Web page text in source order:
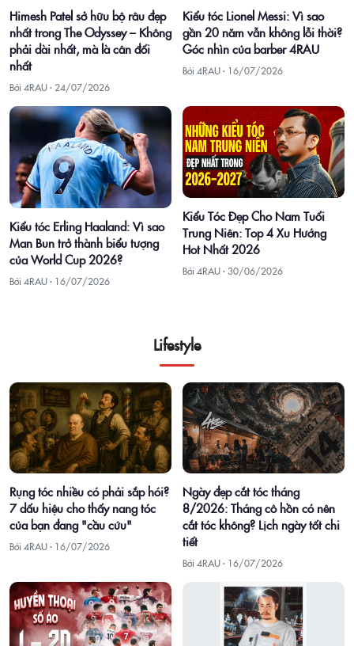
Himesh Patel sở hữu bộ râu đẹp
nhất trong The Odyssey – Không
phải dài nhất, mà là cân đối
nhất
Bởi 4RAU · 24/07/2026
Kiểu tóc Lionel Messi: Vì sao
gần 20 năm vẫn không lỗi thời?
Góc nhìn của barber 4RAU
Bởi 4RAU · 16/07/2026
Kiểu tóc Erling Haaland: Vì sao
Man Bun trở thành biểu tượng
của World Cup 2026?
Bởi 4RAU · 16/07/2026
Kiểu Tóc Đẹp Cho Nam Tuổi
Trung Niên: Top 4 Xu Hướng
Hot Nhất 2026
Bởi 4RAU · 30/06/2026
Lifestyle
Rụng tóc nhiều có phải sắp hói?
7 dấu hiệu cho thấy nang tóc
của bạn đang "cầu cứu"
Bởi 4RAU · 16/07/2026
Ngày đẹp cắt tóc tháng
8/2026: Tháng cô hồn có nên
cắt tóc không? Lịch ngày tốt chi
tiết
Bởi 4RAU · 16/07/2026